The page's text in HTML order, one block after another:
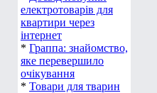
електротоварів для
квартири через
інтернет
* Граппа: знайомство,
яке перевершило
очікування
* Товари для тварин